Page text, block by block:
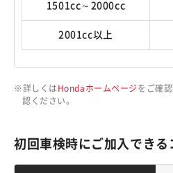
1501cc～2000cc
2001cc以上
詳しくは Hondaホームページをご確
認ください。
初回車検時にご加入できる